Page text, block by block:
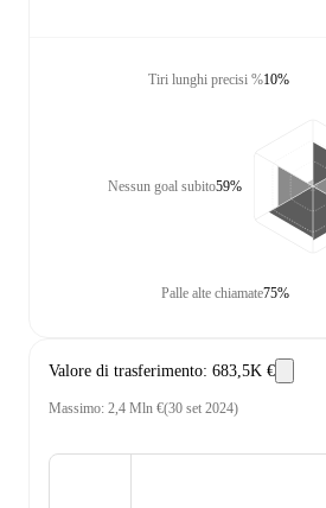
Tiri lunghi precisi %10%
Nessun goal subito59%
Palle alte chiamate75%
Valore di trasferimento: 683,5K €
Massimo: 2,4 Mln €(30 set 2024)